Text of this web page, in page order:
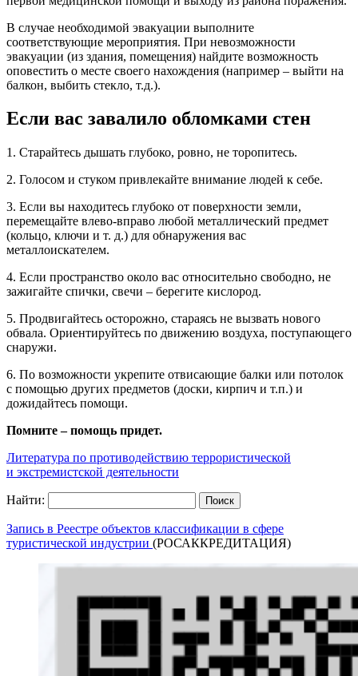
В случае необходимой эвакуации выполните
соответствующие мероприятия. При невозможности
эвакуации (из здания, помещения) найдите возможность
оповестить о месте своего нахождения (например – выйти на
балкон, выбить стекло, т.д.).
Если вас завалило обломками стен
1. Старайтесь дышать глубоко, ровно, не торопитесь.
2. Голосом и стуком привлекайте внимание людей к себе.
3. Если вы находитесь глубоко от поверхности земли,
перемещайте влево-вправо любой металлический предмет
(кольцо, ключи и т. д.) для обнаружения вас
металлоискателем.
4. Если пространство около вас относительно свободно, не
зажигайте спички, свечи – берегите кислород.
5. Продвигайтесь осторожно, стараясь не вызвать нового
обвала. Ориентируйтесь по движению воздуха, поступающего
снаружи.
6. По возможности укрепите отвисающие балки или потолок
с помощью других предметов (доски, кирпич и т.п.) и
дожидайтесь помощи.
Помните – помощь придет.
Литература по противодействию террористической
и экстремистской деятельности
Найти:
Запись в Реестре объектов классификации в сфере
туристической индустрии (РОСАККРЕДИТАЦИЯ)